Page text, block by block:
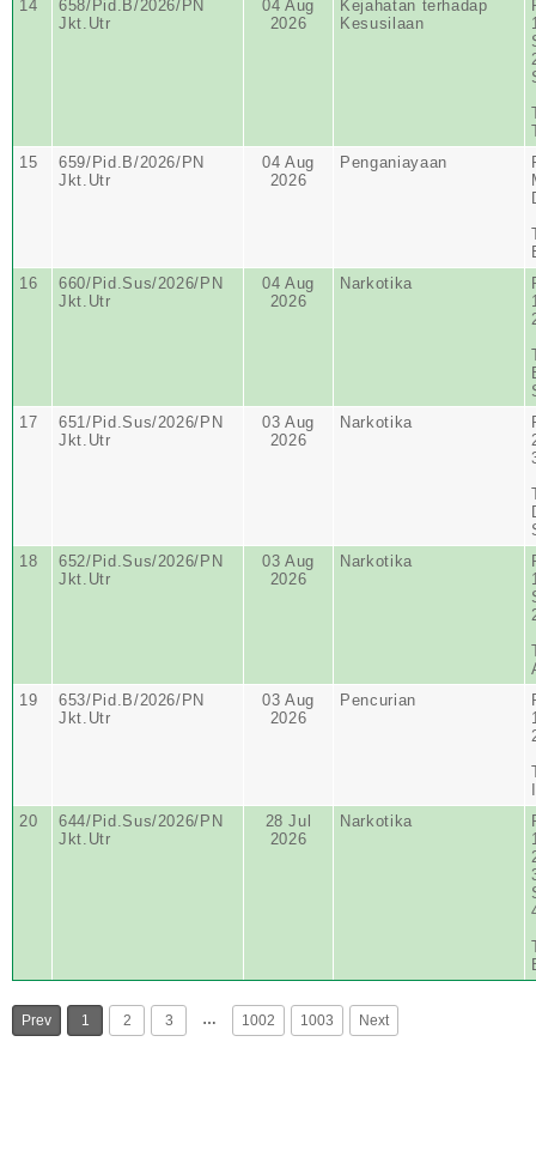
14
658/Pid.B/2026/PN
Jkt.Utr
04 Aug
2026
Kejahatan terhadap
Kesusilaan
15
659/Pid.B/2026/PN
Jkt.Utr
04 Aug
2026
Penganiayaan
16
660/Pid.Sus/2026/PN
Jkt.Utr
04 Aug
2026
Narkotika
17
651/Pid.Sus/2026/PN
Jkt.Utr
03 Aug
2026
Narkotika
18
652/Pid.Sus/2026/PN
Jkt.Utr
03 Aug
2026
Narkotika
19
653/Pid.B/2026/PN
Jkt.Utr
03 Aug
2026
Pencurian
20
644/Pid.Sus/2026/PN
Jkt.Utr
28 Jul
2026
Narkotika
Prev 1 2 3 … 1002 1003 Next